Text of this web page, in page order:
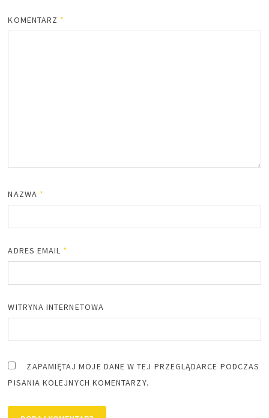
KOMENTARZ *
NAZWA *
ADRES EMAIL *
WITRYNA INTERNETOWA
ZAPAMIĘTAJ MOJE DANE W TEJ PRZEGLĄDARCE PODCZAS
PISANIA KOLEJNYCH KOMENTARZY.